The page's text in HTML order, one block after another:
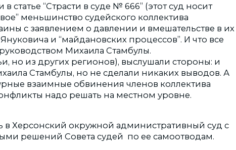
статье “Страсти в суде № 666” (этот суд носит
меньшинство судейского коллектива
с заявлением о давлении и вмешательстве в их
и “майдановских процессов”. И что все
Михаила Стамбулы.
но из других регионов), выслушали стороны: и
Стамбулы, но не сделали никаких выводов. А
взаимные обвинения членов коллектива
надо решать на местном уровне.
в Херсонский окружной административный суд с
решений Совета судей по ее самоотводам.